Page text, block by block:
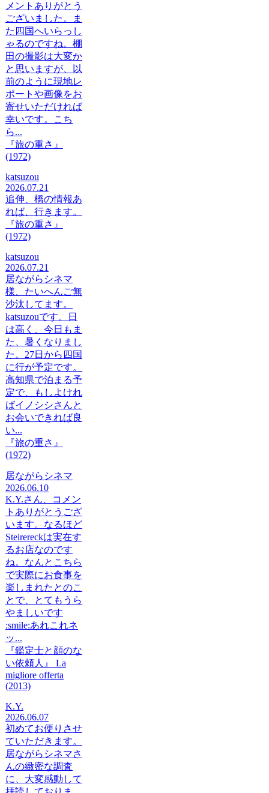
メントありがとう
ございました。ま
た四国へいらっし
ゃるのですね。棚
田の撮影は大変か
と思いますが、以
前のように現地レ
ポートや画像をお
寄せいただければ
幸いです。こち
ら...
『旅の重さ』
(1972)
katsuzou
2026.07.21
追伸、橋の情報あ
れば、行きます。
『旅の重さ』
(1972)
katsuzou
2026.07.21
居ながらシネマ
様、たいへんご無
沙汰してます。
katsuzouです。日
は高く、今日もま
た、暑くなりまし
た。27日から四国
に行が予定です。
高知県で泊まる予
定で、もしよけれ
ばイノシシさんと
お会いできれば良
い...
『旅の重さ』
(1972)
居ながらシネマ
2026.06.10
K.Y.さん、コメン
トありがとうござ
います。なるほど
Steirereckは実在す
るお店なのです
ね。なんとこちら
で実際にお食事を
楽しまれたとのこ
とで、とてもうら
やましいです
:smile:あれこれネ
ッ...
『鑑定士と顔のな
い依頼人』 La
migliore offerta
(2013)
K.Y.
2026.06.07
初めてお便りさせ
ていただきます。
居ながらシネマさ
んの緻密な調査
に、大変感動して